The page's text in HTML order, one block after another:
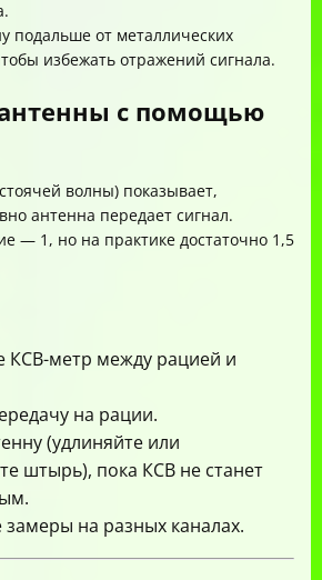
подальше от металлических
избежать отражений сигнала.
с помощью
волны) показывает,
антенна передает сигнал.
— 1, но на практике достаточно 1,5
КСВ-метр между рацией и
на рации.
(удлиняйте или
штырь), пока КСВ не станет
на разных каналах.